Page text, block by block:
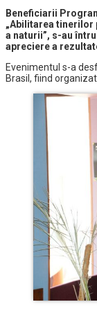
Beneficiarii
„Abilitarea tinerilor
a naturii”, s-au
apreciere a
Evenimentul s-a
Brasil, fiind